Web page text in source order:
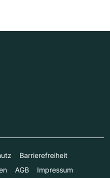
Barrierefreiheit
AGB Impressum